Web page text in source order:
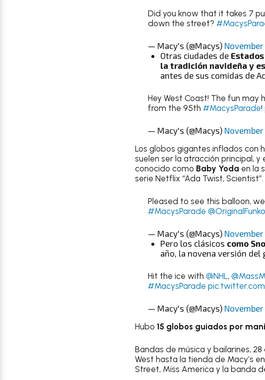
Did you know that it takes 7
down the street?
— Macy's (@Macys) November
Otras ciudades de
la tradición navideña y
antes de sus comidas de
Hey West Coast! The fun may
from the 95th #MacysParade!
— Macy's (@Macys) November
Los globos gigantes inflados con
suelen ser la atracción principal,
conocido como Baby Yoda en la
serie Netflix “Ada Twist, Scientist”.
Pleased to see this balloon,
#MacysParade @OriginalFunko
— Macy's (@Macys) November
Pero los clásicos como
año, la novena versión del
Hit the ice with @NHL,
#MacysParade
— Macy's (@Macys) November
Hubo 15 globos guiados por
Bandas de música y bailarines,
West hasta la tienda de Macy’s
Street, Miss America y la banda